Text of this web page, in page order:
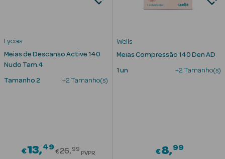
Oferta Estética
Lycias
Meias de Descanso Active 140
Nudo Tam.4
Tamanho 2 +2 Tamanho(s)
€13 49Price reduced from
€26 99
PVPR
Wells
Meias Compressão 140 Den AD
1 un +2 Tamanho(s)
€8 99